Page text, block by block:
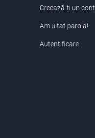
Creează-ți un cont
Am uitat parola!
Autentificare